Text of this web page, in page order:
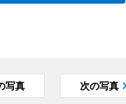
写真 次の写真